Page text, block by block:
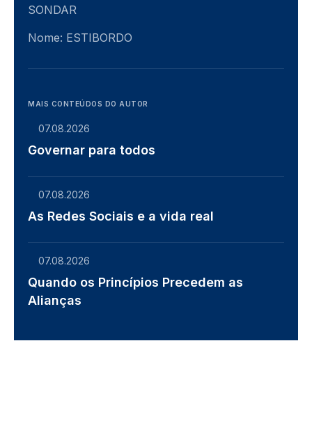
SONDAR
Nome: ESTIBORDO
MAIS CONTEÚDOS DO AUTOR
07.08.2026
Governar para todos
07.08.2026
As Redes Sociais e a vida real
07.08.2026
Quando os Princípios Precedem as
Alianças